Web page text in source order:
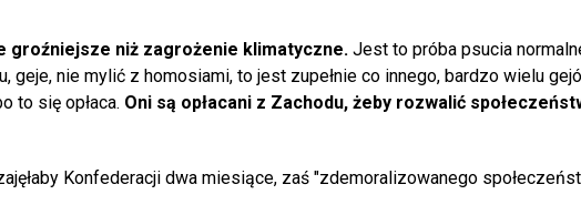
groźniejsze niż zagrożenie klimatyczne. Jest to próba psucia
geje, nie mylić z homosiami, to jest zupełnie co innego, bardzo wielu
to się opłaca. Oni są opłacani z Zachodu, żeby rozwalić
Konfederacji dwa miesiące, zaś "zdemoralizowanego